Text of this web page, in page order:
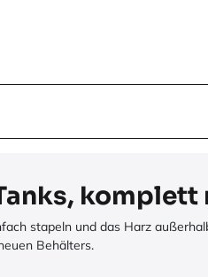
stapeln und das Harz
Behälters.